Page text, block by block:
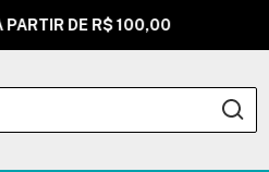
DE R$ 100,00